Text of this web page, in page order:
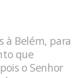
à Belém, para
que
o Senhor